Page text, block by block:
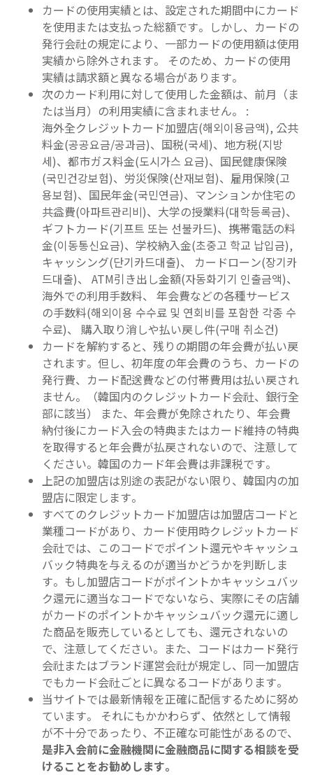
カードの使用実績とは、 設定された期間中にカード
を使用または支払った総額です。しかし、カードの
発行会社の規定により、一部カードの使用額は使用
実績から除外されます。 そのため、カードの使用
実績は請求額と異なる場合があります。
次のカード利用に対して使用した金額は、前月（ま
たは当月）の利用実績に含まれません。 :
海外全クレジットカード加盟店(해외이용금액), 公共
料金(공공요금/공과금)、国税(국세)、地方税(지방
세)、都市ガス料金(도시가스 요금)、国民健康保険
(국민건강보험)、労災保険(산재보험)、雇用保険(고
용보험)、国民年金(국민연금)、マンションか住宅の
共益費(아파트관리비)、大学の授業料(대학등록금)、
ギフトカード(기프트 또는 선불카드)、携帯電話の料
金(이동통신요금)、学校納入金(초중고 학교 납입금),
キャッシング(단기카드대출)、 カードローン(장기카
드대출)、 ATM引き出し金額(자동화기기 인출금액)、
海外での利用手数料、 年会費などの各種サービス
の手数料(해외이용 수수료 및 연회비를 포함한 각종 수
수료)、 購入取り消しや払い戻し件(구매 취소건)
カードを解約すると、残りの期間の年会費が払い戻
されます。但し、初年度の年会費のうち、カードの
発行費、カード配送費などの付帯費用は払い戻され
ません。（韓国内のクレジットカード会社、銀行全
部に該当） また、年会費が免除されたり、年会費
納付後にカード入会の特典またはカード維持の特典
を取得すると年会費が払戻されないので、注意して
ください。韓国のカード年会費は非課税です。
上記の加盟店は別途の表記がない限り、韓国内の加
盟店に限定します。
すべてのクレジットカード加盟店は加盟店コードと
業種コードがあり、カード使用時クレジットカード
会社では、このコードでポイント還元やキャッシュ
バック特典を与えるのが適当かどうかを判断しま
す。もし加盟店コードがポイントかキャッシュバッ
ク還元に適当なコードでないなら、実際にその店舗
がカードのポイントかキャッシュバック還元に適し
た商品を販売しているとしても、還元されないの
で、注意してください。また、コードはカード発行
会社またはブランド運営会社が規定し、同一加盟店
でもカード会社ごとに異なるコードがあります。
当サイトでは最新情報を正確に配信するために努め
ています。 それにもかかわらず、依然として情報
が不十分であったり、不正確な可能性があるので、
是非入会前に金融機関に金融商品に関する相談を受
けることをお勧めします。